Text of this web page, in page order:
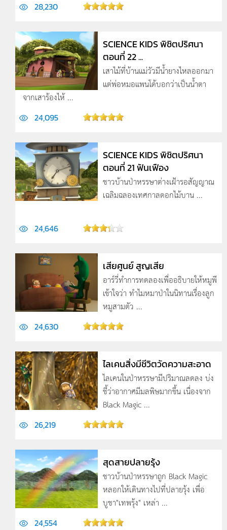
28,230
SCIENCE KIDS พิชิตปริศนา
ตอนที่ 22 ...
เสาไม้ที่บ้านแม่วัวมีน้ำยางไหลออกมา
แต่พ่อหมอแพนโด้บอกว่าเป็นน้ำตา
จากเสาร้อง­ไห้ ...
24,095
SCIENCE KIDS พิชิตปริศนา
ตอนที่ 21 ฟันเฟือง
ชาวบ้านป่าหรรษาต่างเฝ้ารอสัญญาณ
เฉลิมฉลอง­เทศกาลดอกไม้บาน ...
24,646
เสียศูนย์ สูญเสีย
อาร์วี่ทำการทดลองเพื่ออธิบายให้หมูพี
เข้า­ใจว่า ทำไมหมาป่าในนิทานเรื่องลูก
หมูสามตัว ...
24,630
ไลเคนสิ่งมีชีวิตวัดความสะอาด
ไลเคนในป่าหรรษามีปริมาณลดลง บ่ง
ชี้ว่าอากาศมีมลพิษมากขึ้น เนื่องจาก
Black Magic ...
26,219
สุดสายปลายรุ้ง
ชาวบ้านป่าหรรษาถูก Black Magic
หลอกให้เดินทางไปที่ปลายรุ้ง เพื่อ
บูชา"เทพรุ้ง" เหล่า ...
24,554